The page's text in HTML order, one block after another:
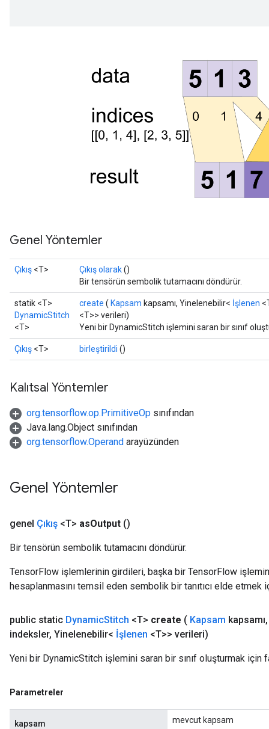
Genel Yöntemler
Çıkış <T> Çıkış olarak()
Bir tensörün sembolik tutamacını döndürür.
statik <T>
DynamicStitch
<T>
create ( Kapsam kapsamı, Yinelenebilir< İşlenen
<T>> verileri)
Yeni bir DynamicStitch işlemini saran bir sınıf
Çıkış <T> birleştirildi ()
Kalıtsal Yöntemler
org.tensorflow.op.PrimitiveOp sınıfından
Java.lang.Object sınıfından
org.tensorflow.Operand arayüzünden
Genel Yöntemler
genel Çıkış <T> asOutput ()
Bir tensörün sembolik tutamacını döndürür.
TensorFlow işlemlerinin girdileri, başka bir TensorFlow
hesaplanmasını temsil eden sembolik bir tanıtıcı elde etmek
public static DynamicStitch <T> create ( Kapsam kapsamı,
indeksler, Yinelenebilir< İşlenen <T>> verileri)
Yeni bir DynamicStitch işlemini saran bir sınıf oluşturmak için
Parametreler
kapsam mevcut kapsam